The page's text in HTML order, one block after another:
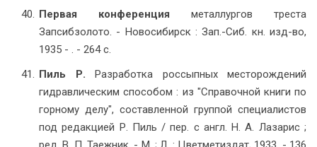
Первая конференция металлургов треста
Запсибзолото. - Новосибирск : Зап.-Сиб. кн. изд-во,
1935 - . - 264 с.
Пиль Р. Разработка россыпных месторождений
гидравлическим способом : из "Справочной книги по
горному делу", составленной группой специалистов
под редакцией Р. Пиль / пер. с англ. Н. А. Лазарис ;